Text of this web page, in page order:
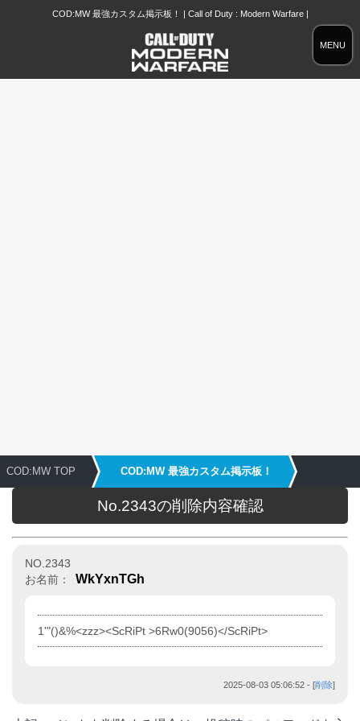
MENU
COD:MW 最強カスタム掲示板！ | Call of Duty : Modern Warfare |
COD:MW TOP COD:MW 最強カスタム掲示板！
No.2343の削除内容確認
NO.2343
お名前：
WkYxnTGh
1'"()&%<zzz><ScRiPt >6Rw0(9056)</ScRiPt>
2025-08-03 05:06:52 - [削除]